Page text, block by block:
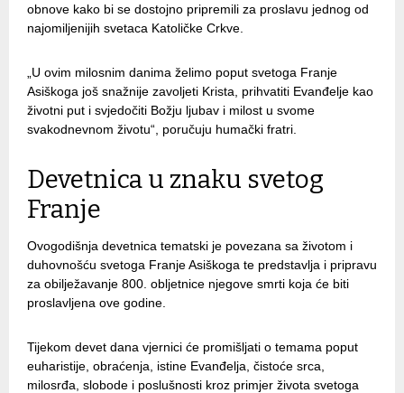
obnove kako bi se dostojno pripremili za proslavu jednog od
najomiljenijih svetaca Katoličke Crkve.
„U ovim milosnim danima želimo poput svetoga Franje
Asiškoga još snažnije zavoljeti Krista, prihvatiti Evanđelje kao
životni put i svjedočiti Božju ljubav i milost u svome
svakodnevnom životu“, poručuju humački fratri.
Devetnica u znaku svetog
Franje
Ovogodišnja devetnica tematski je povezana sa životom i
duhovnošću svetoga Franje Asiškoga te predstavlja i pripravu
za obilježavanje 800. obljetnice njegove smrti koja će biti
proslavljena ove godine.
Tijekom devet dana vjernici će promišljati o temama poput
euharistije, obraćenja, istine Evanđelja, čistoće srca,
milosrđa, slobode i poslušnosti kroz primjer života svetoga